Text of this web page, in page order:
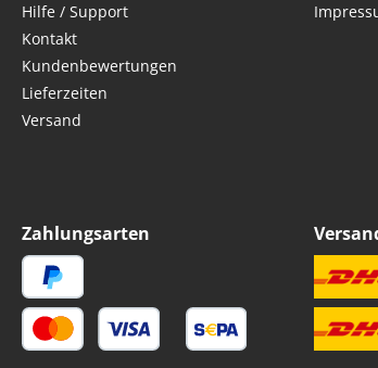
Hilfe / Support
Kontakt
Kundenbewertungen
Lieferzeiten
Versand
Zahlungsarten